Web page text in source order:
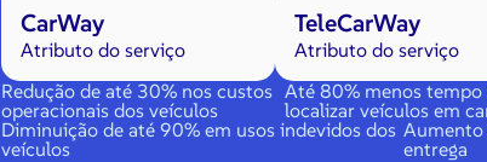
CarWay
Atributo do serviço
TeleCarWay
Atributo do serviço
Redução de até 30% nos custos
operacionais dos veículos
Até 80% menos tempo
localizar veículos em
Diminuição de até 90% em usos indevidos dos
veículos
Aumento
entrega